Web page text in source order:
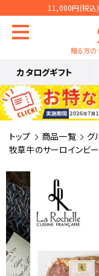
11,000円(税込)
贈る方
カタログギフト
トップ 商品一覧 グ
牧草牛のサーロインビ